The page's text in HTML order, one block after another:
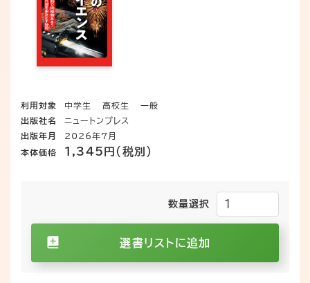
利用対象 中学生 高校生
一般
出版社名
ニュートンプレス
出版年月
2026年7月
本体価格
1,345円（税別）
数量選択
選書リストに追加